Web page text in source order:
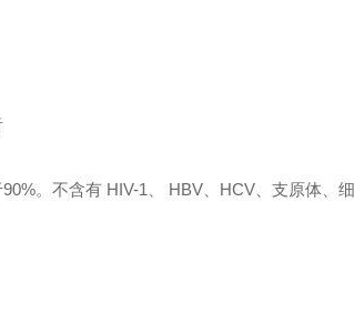
。不含有 HIV-1、 HBV、HCV、支原体、